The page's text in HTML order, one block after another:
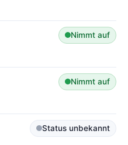
Nimmt auf
Nimmt auf
Status unbekannt